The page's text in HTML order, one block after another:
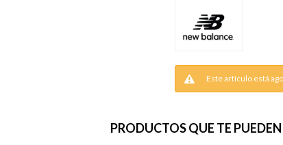
Este artículo está
PRODUCTOS QUE TE